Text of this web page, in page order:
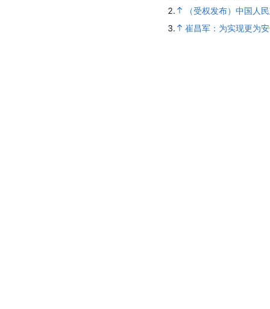
2.
（受权发布）中国人
3.
崔昌军：为实现更为